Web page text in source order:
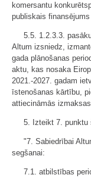
komersantu
publiskais
5.5. 1.2.3.3.
Altum izsniedz,
gada plānošanas
aktu, kas nosaka
2021.-2027. gadam
īstenošanas kārtību,
attiecināmās
5. Izteikt 7. punktu
"7. Sabiedrībai
segšanai:
7.1. atbilstības